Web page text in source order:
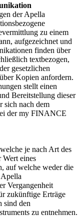
der Apella
zu einem
aufgezeichnet und
finden über
textbezogen,
gesetzlichen
Kopien anfordern.
stellt einen
Bereitstellung dieser
sich nach dem
der my FINANCE
je nach Art des
Wert eines
auf welche weder die
Vergangenheit
zukünftige Erträge
sind den
zu entnehmen.